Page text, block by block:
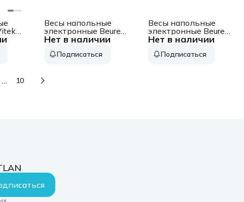
Нет в наличии
Весы напольные
электронные Beurer
GS280 BMI
Подписаться
Нет в наличии
Весы напольные
электронные Beurer
GS203 London
Подписаться
… 10